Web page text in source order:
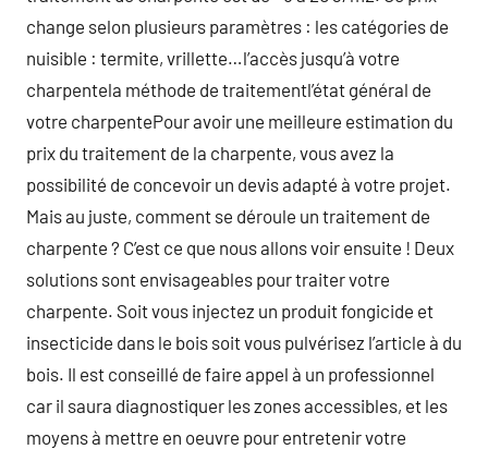
change selon plusieurs paramètres : les catégories de
nuisible : termite, vrillette…l’accès jusqu’à votre
charpentela méthode de traitementl’état général de
votre charpentePour avoir une meilleure estimation du
prix du traitement de la charpente, vous avez la
possibilité de concevoir un devis adapté à votre projet.
Mais au juste, comment se déroule un traitement de
charpente ? C’est ce que nous allons voir ensuite ! Deux
solutions sont envisageables pour traiter votre
charpente. Soit vous injectez un produit fongicide et
insecticide dans le bois soit vous pulvérisez l’article à du
bois. Il est conseillé de faire appel à un professionnel
car il saura diagnostiquer les zones accessibles, et les
moyens à mettre en oeuvre pour entretenir votre